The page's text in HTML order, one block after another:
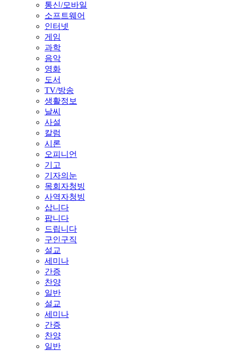
통신/모바일
소프트웨어
인터넷
게임
과학
음악
영화
도서
TV/방송
생활정보
날씨
사설
칼럼
시론
오피니언
기고
기자의눈
목회자청빙
사역자청빙
삽니다
팝니다
드립니다
구인구직
설교
세미나
간증
찬양
일반
설교
세미나
간증
찬양
일반